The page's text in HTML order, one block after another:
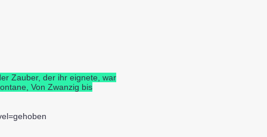
Zauber, der ihr eignete, war
Von Zwanzig bis